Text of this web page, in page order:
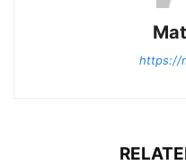
https://